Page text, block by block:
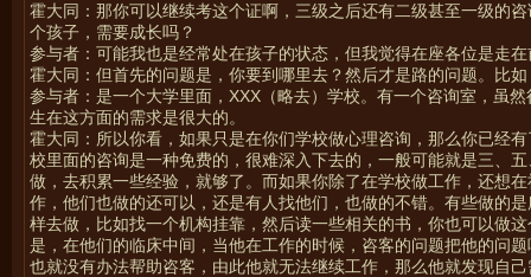
霍大同：那你可以继续考这个证啊，三级之后还有二级甚至一级的
个孩子，需要成长吗？
参与者：可能我也是经常处在孩子的状态，但我觉得在座各位是走
霍大同：但首先的问题是，你要到哪里去？然后才是路的问题。比
参与者：是一个大学里面，XXX（略去）学校。有一个咨询室，虽
生在这方面的需求是很大的。
霍大同：所以你看，如果只是在你们学校做心理咨询，那么你已经
校里面的咨询是一种免费的，很难深入下去的，一般可能就是三、
做，去积累一些经验，就够了。而如果你除了在学校做工作，还想
作，他们也做的还可以，还是有人找他们，也做的不错。有些做的
样去做，比如找一个机构挂靠，然后读一些相关的书，你也可以做
是，在他们的临床中间，当他在工作的时候，咨客的问题把他的问
也就没有办法帮助咨客，由此他就无法继续工作，那么他就发现自